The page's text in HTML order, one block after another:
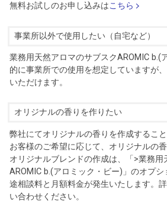
無料お試しのお申し込みはこちら
事業所以外で使用したい（自宅など）
業務用天然アロマのサブスクAROMIC b.(
的に事業所での使用を想定していますが
いただけます。
オリジナルの香りを作りたい
弊社にてオリジナルの香りを作成すること
お客様のご希望に応じて、オリジナルの
オリジナルブレンドの作成は、「>業務用
AROMIC b.(アロミック・ビー)」のオプ
途相談料と月額料金が発生いたします。
い合わせください。